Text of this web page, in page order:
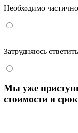
Необходимо
Затрудняюсь ответить
Мы уже
стоимости и